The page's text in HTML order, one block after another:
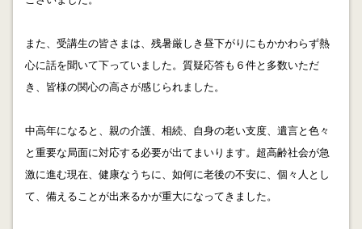
2012.10.25
もしれません。
2012.10.24
2012.10.19
金融円滑化法終焉と取引先の与信について・・・商事取
引への影響
2012.10.14
また、受講生の皆さまは、残暑厳しき昼下がりにもかかわらず熱
心に話を聞いて下っていました。質疑応答も６件と多数いただ
き、皆様の関心の高さが感じられました。
中高年になると、親の介護、相続、自身の老い支度、遺言と色々
と重要な局面に対応する必要が出てまいります。超高齢社会が急
激に進む現在、健康なうちに、如何に老後の不安に、個々人とし
て、備えることが出来るかが重大になってきました。